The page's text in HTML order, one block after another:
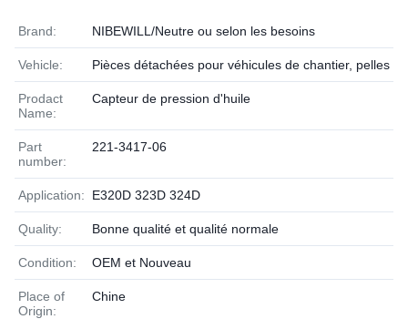
Brand: NIBEWILL/Neutre ou selon les besoins
Vehicle: Pièces détachées pour véhicules de chantier, pelles
Prodact
Name:
Capteur de pression d'huile
Part
number:
221-3417-06
Application: E320D 323D 324D
Quality: Bonne qualité et qualité normale
Condition: OEM et Nouveau
Place of
Origin:
Chine